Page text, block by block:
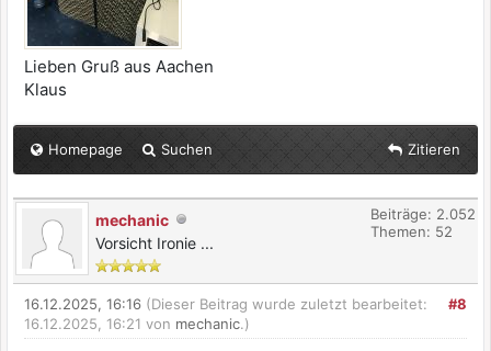
Lieben Gruß aus Aachen
Klaus
Homepage Suchen Zitieren
mechanic
Vorsicht Ironie ...
Beiträge: 2.052
Themen: 52
#8
16.12.2025, 16:16 (Dieser Beitrag wurde zuletzt bearbeitet:
16.12.2025, 16:21 von mechanic.)